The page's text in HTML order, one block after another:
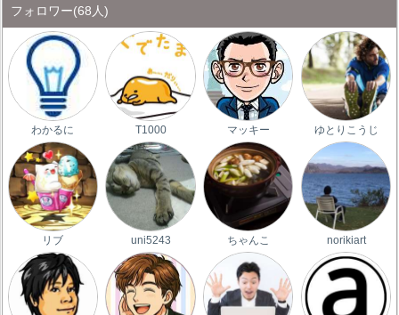
フォロワー(68人)
わかるに T1000 マッキー ゆとりこうじ
リブ uni5243 ちゃんこ norikiart